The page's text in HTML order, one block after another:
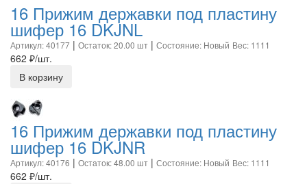
16 Прижим державки под пластину
шифер 16 DKJNL
Артикул: 40177 | Остаток: 20.00 шт | Состояние: Новый Вес: 1111
662 ₽/шт.
В корзину
16 Прижим державки под пластину
шифер 16 DKJNR
Артикул: 40176 | Остаток: 48.00 шт | Состояние: Новый Вес: 1111
662 ₽/шт.